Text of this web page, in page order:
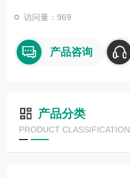
访问量：969
产品咨询
产品分类
PRODUCT CLASSIFICATION